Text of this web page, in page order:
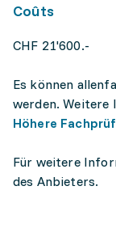
Coûts
CHF 21'600.-
Es können
werden. Weitere
Höhere
Für weitere
des Anbieters.